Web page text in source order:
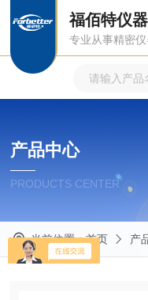
福佰特仪器
专业从事精密
产品中心
PRODUCTS CENTER
当前位置：首页 产